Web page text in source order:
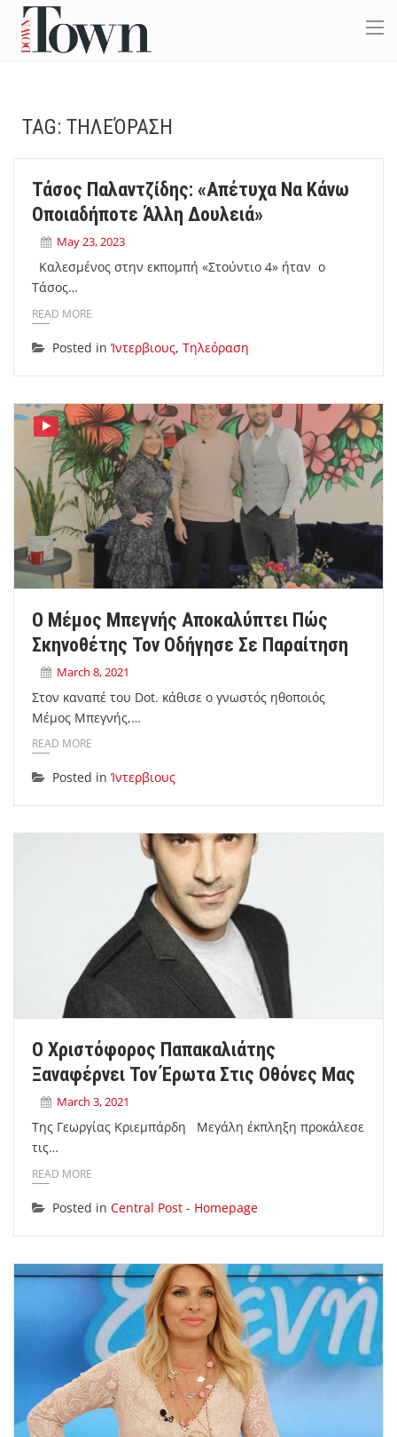
TAG: ΤΗΛΕΌΡΑΣΗ
Τάσος Παλαντζίδης: «Απέτυχα Να Κάνω
Οποιαδήποτε Άλλη Δουλειά»
May 23, 2023
Καλεσμένος στην εκπομπή «Στούντιο 4» ήταν ο
Τάσος…
READ MORE
Posted in Ίντερβιους, Τηλεόραση
Ο Μέμος Μπεγνής Αποκαλύπτει Πώς
Σκηνοθέτης Τον Οδήγησε Σε Παραίτηση
March 8, 2021
Στον καναπέ του Dot. κάθισε ο γνωστός ηθοποιός
Μέμος Μπεγνής,…
READ MORE
Posted in Ίντερβιους
Ο Χριστόφορος Παπακαλιάτης
Ξαναφέρνει Τον Έρωτα Στις Οθόνες Μας
March 3, 2021
Της Γεωργίας Κριεμπάρδη Μεγάλη έκπληξη προκάλεσε
τις…
READ MORE
Posted in Central Post - Homepage